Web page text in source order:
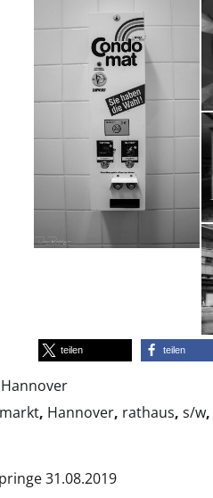
teilen teilen
Hannover
, Hannover, rathaus, s/w,
31.08.2019